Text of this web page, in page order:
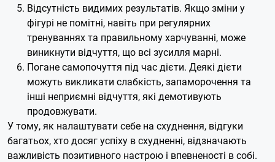
Відсутність видимих результатів. Якщо зміни у
фігурі не помітні, навіть при регулярних
тренуваннях та правильному харчуванні, може
виникнути відчуття, що всі зусилля марні.
Погане самопочуття під час дієти. Деякі дієти
можуть викликати слабкість, запаморочення та
інші неприємні відчуття, які демотивують
продовжувати.
У тому, як налаштувати себе на схуднення, відгуки
багатьох, хто досяг успіху в схудненні, відзначають
важливість позитивного настрою і впевненості в собі.